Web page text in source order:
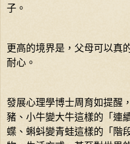
子。
更高的境界是，父母可以真
耐心。
發展心理學博士周育如提醒
豬、小牛變大牛這樣的「連
蝶、蝌蚪變青蛙這樣的「階